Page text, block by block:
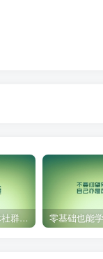
高效运营自媒体社群，让内容更有价值！